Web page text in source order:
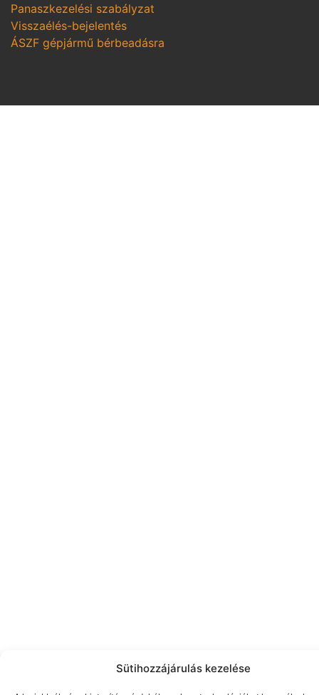
Sütihozzájárulás kezelése
Panaszkezelési szabályzat
Visszaélés-bejelentés
ÁSZF gépjármű bérbeadásra